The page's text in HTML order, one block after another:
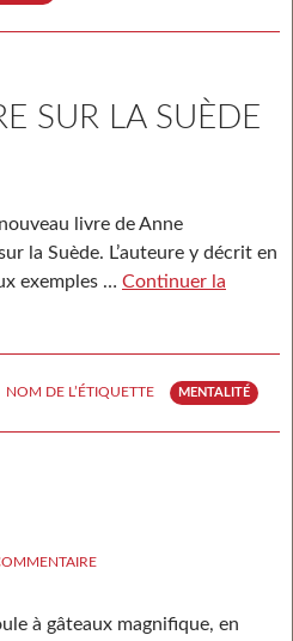
SUR LA SUÈDE
livre de Anne
la Suède. L’auteure y décrit en
exemples … Continuer la
Suède
NOM DE L’ÉTIQUETTE MENTALITÉ
à gâteaux magnifique, en